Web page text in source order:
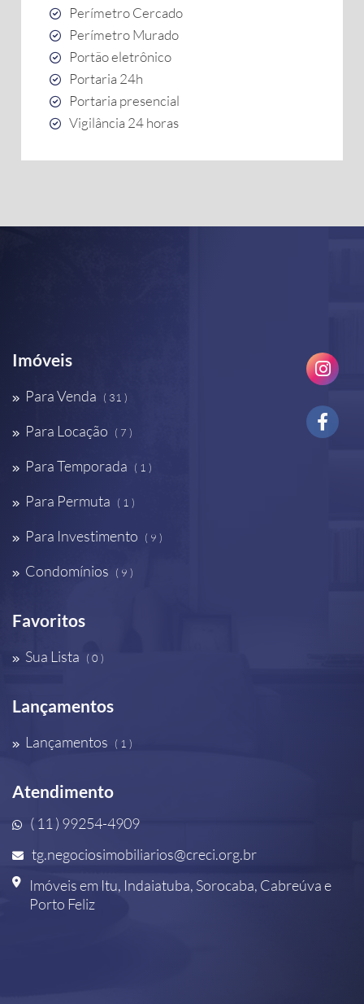
Perímetro Cercado
Perímetro Murado
Portão eletrônico
Portaria 24h
Portaria presencial
Vigilância 24 horas
Imóveis
Para Venda ( 31 )
Para Locação ( 7 )
Para Temporada ( 1 )
Para Permuta ( 1 )
Para Investimento ( 9 )
Condomínios ( 9 )
Favoritos
Sua Lista ( 0 )
Lançamentos
Lançamentos ( 1 )
Atendimento
( 11 ) 99254-4909
tg.negociosimobiliarios@creci.org.br
Imóveis em Itu, Indaiatuba, Sorocaba, Cabreúva e
Porto Feliz